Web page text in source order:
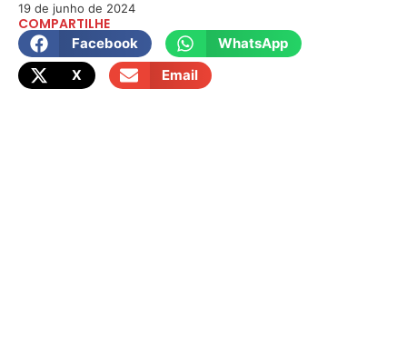
19 de junho de 2024
COMPARTILHE
Facebook
WhatsApp
X
Email